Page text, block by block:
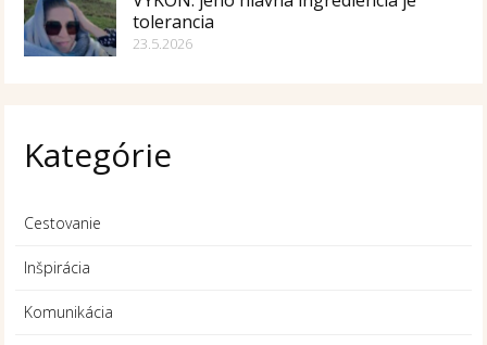
tolerancia
23.5.2026
Kategórie
Cestovanie
Inšpirácia
Komunikácia